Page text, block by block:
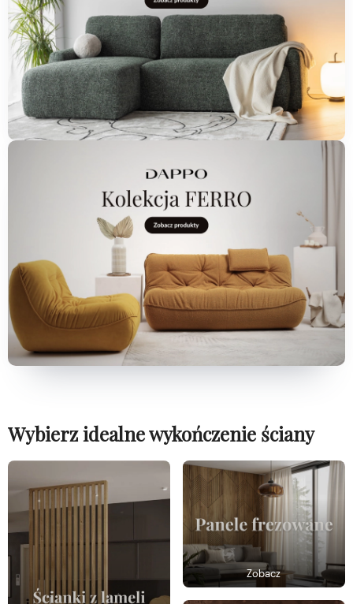
Wybierz idealne wykończenie ściany
Zobacz